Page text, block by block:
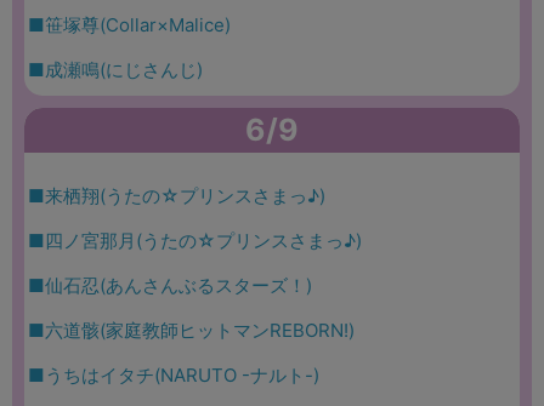
■笹塚尊(Collar×Malice)
■成瀬鳴(にじさんじ)
6/9
■来栖翔(うたの☆プリンスさまっ♪)
■四ノ宮那月(うたの☆プリンスさまっ♪)
■仙石忍(あんさんぶるスターズ！)
■六道骸(家庭教師ヒットマンREBORN!)
■うちはイタチ(NARUTO -ナルト-)